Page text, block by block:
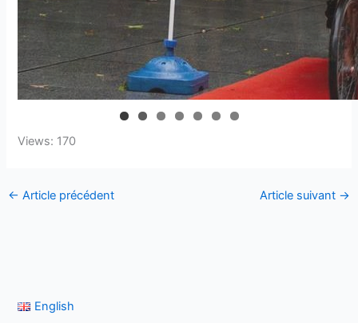
Views: 170
← Article précédent Article suivant →
English